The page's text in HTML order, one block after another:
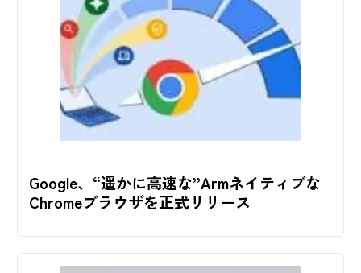
Google、“遥かに高速な”Armネイティブな
Chromeブラウザを正式リリース